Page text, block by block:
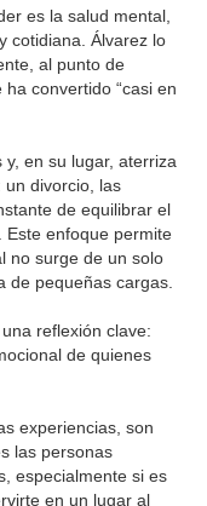
es la salud mental,
cotidiana. Álvarez lo
al punto de
convertido “casi en
en su lugar, aterriza
un divorcio, las
de equilibrar el
Este enfoque permite
no surge de un solo
de pequeñas cargas.
reflexión clave:
de quienes
experiencias, son
las personas
especialmente si es
en un lugar al